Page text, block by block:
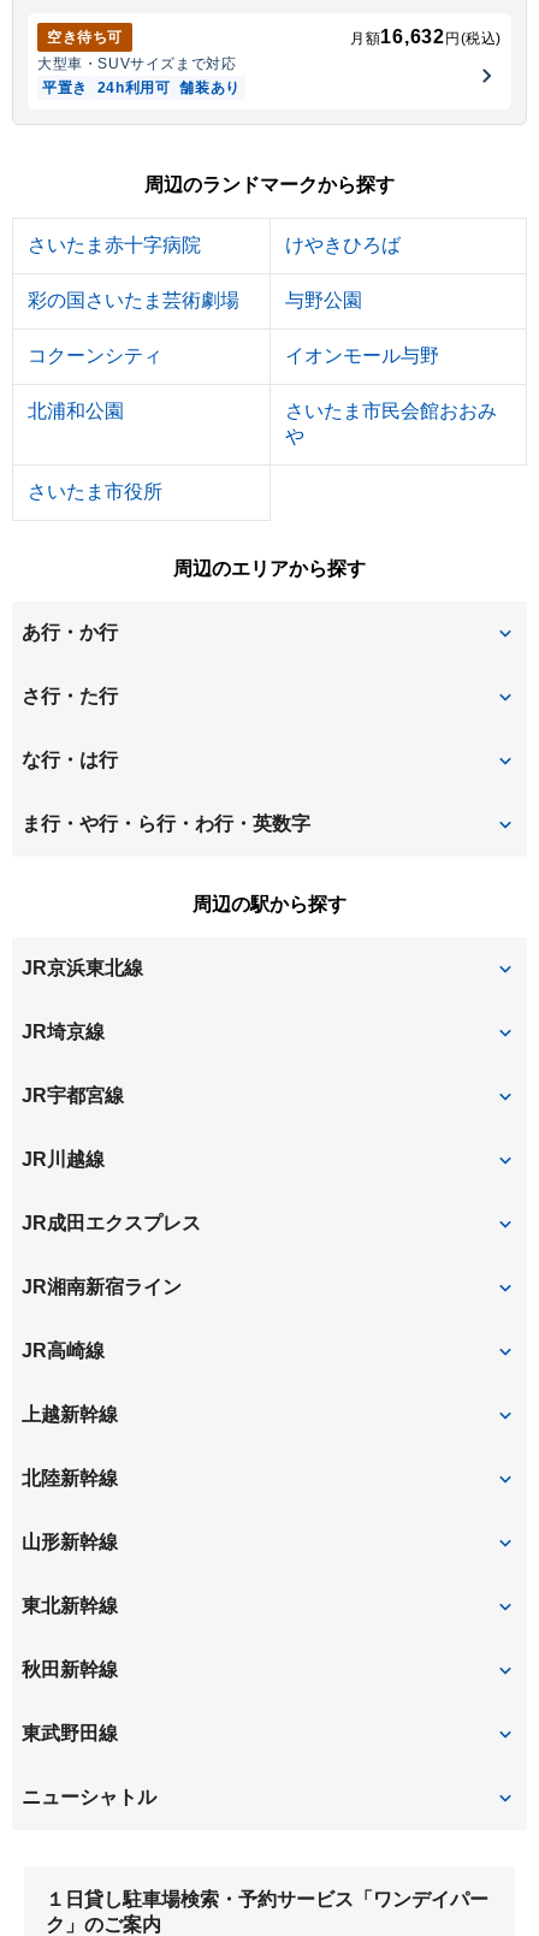
空き待ち可 月額16,632円(税込)
大型車・SUVサイズまで対応
平置き
24h利用可 舗装あり
周辺のランドマークから探す
さいたま赤十字病院 けやきひろば
彩の国さいたま芸術劇場 与野公園
コクーンシティ イオンモール与野
北浦和公園
さいたま市民会館おおみ
や
さいたま市役所
周辺のエリアから探す
あ行・か行
東町
円阿弥
吉敷町
北浦和
さ行・た行
桜丘
下落合 神田
大門町
な行・は行
仲町 八王子
ま行・や行・ら行・わ行・英数字
周辺の駅から探す
JR京浜東北線
与野
大宮
JR埼京線
与野本町
南与野
JR宇都宮線
大宮
JR川越線
大宮
JR成田エクスプレス
大宮
JR湘南新宿ライン
大宮
JR高崎線
大宮
上越新幹線
大宮
北陸新幹線
大宮
山形新幹線
大宮
東北新幹線
大宮
秋田新幹線
大宮
東武野田線
大宮
ニューシャトル
１日貸し駐車場検索・予約サービス「ワンデイパー
ク」のご案内